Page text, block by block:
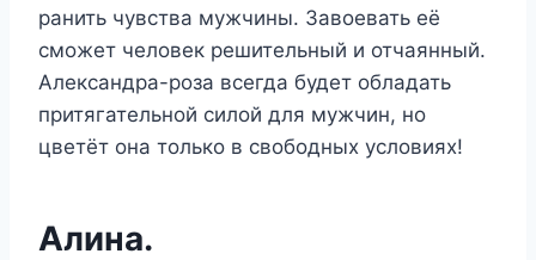
ранить чувства мужчины. Завоевать её
сможет человек решительный и отчаянный.
Александра-роза всегда будет обладать
притягательной силой для мужчин, но
цветёт она только в свободных условиях!
Алина.